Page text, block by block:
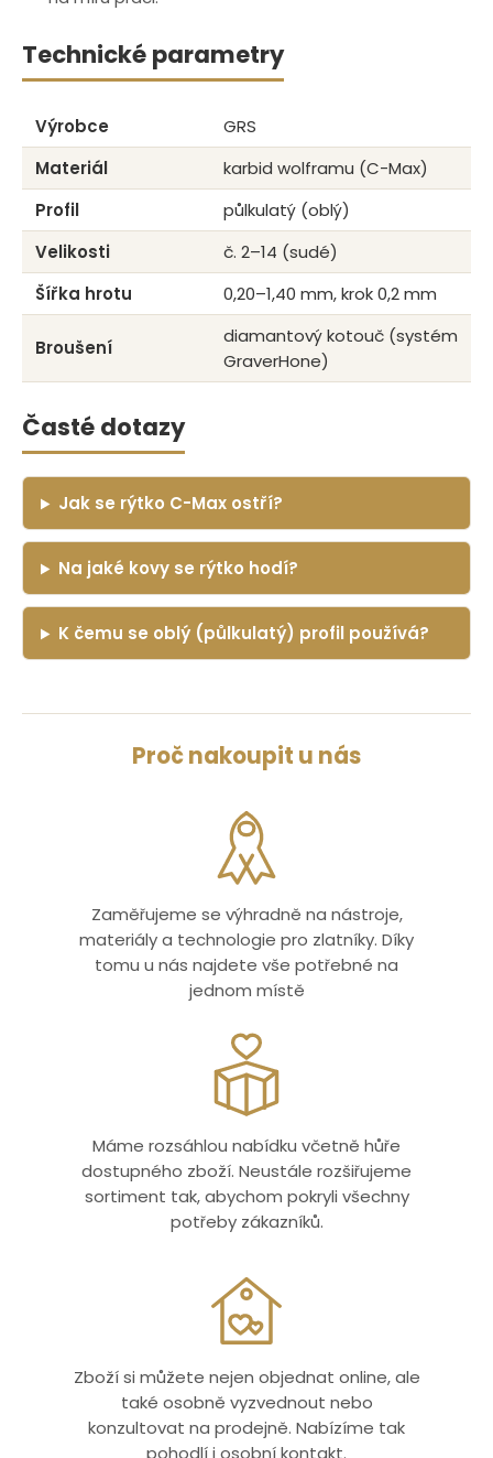
Technické parametry
Výrobce
GRS
Materiál
karbid wolframu (C-Max)
Profil
půlkulatý (oblý)
Velikosti
č. 2–14 (sudé)
Šířka hrotu
0,20–1,40 mm, krok 0,2 mm
Broušení
diamantový kotouč (systém
GraverHone)
Časté dotazy
Jak se rýtko C-Max ostří?
Na jaké kovy se rýtko hodí?
K čemu se oblý (půlkulatý) profil používá?
Proč nakoupit u nás
Zaměřujeme se výhradně na nástroje,
materiály a technologie pro zlatníky. Díky
tomu u nás najdete vše potřebné na
jednom místě
Máme rozsáhlou nabídku včetně hůře
dostupného zboží. Neustále rozšiřujeme
sortiment tak, abychom pokryli všechny
potřeby zákazníků.
Zboží si můžete nejen objednat online, ale
také osobně vyzvednout nebo
konzultovat na prodejně. Nabízíme tak